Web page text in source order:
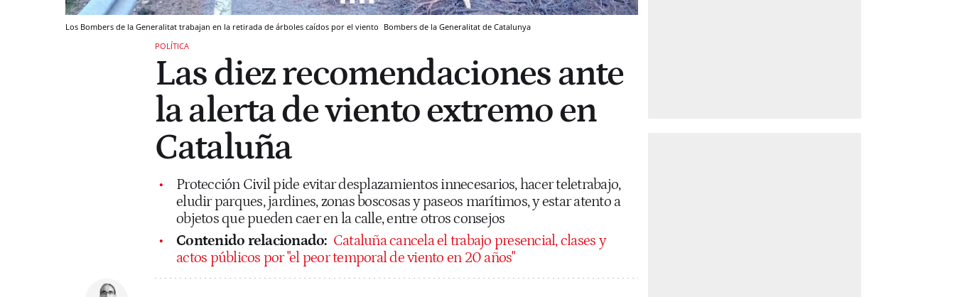
Los Bombers de la Generalitat trabajan en la retirada de árboles caídos por el viento Bombers de la Generalitat de Catalunya
POLÍTICA
Las diez recomendaciones ante
la alerta de viento extremo en
Cataluña
Protección Civil pide evitar desplazamientos innecesarios, hacer teletrabajo,
eludir parques, jardines, zonas boscosas y paseos marítimos, y estar atento a
objetos que pueden caer en la calle, entre otros consejos
Contenido relacionado: Cataluña cancela el trabajo presencial, clases y
actos públicos por "el peor temporal de viento en 20 años"